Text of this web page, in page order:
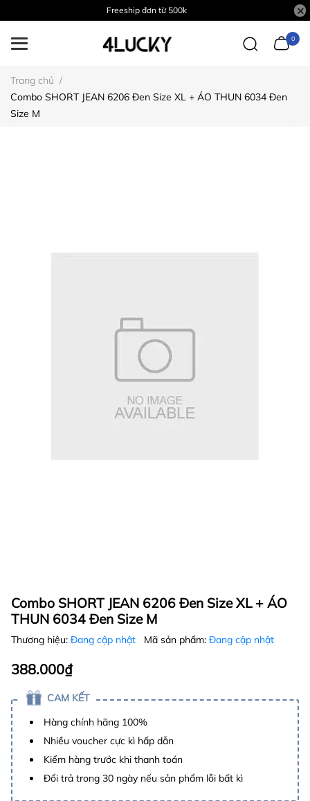
Freeship đơn từ 500k
0
Trang chủ /
Combo SHORT JEAN 6206 Đen Size XL + ÁO THUN 6034 Đen
Size M
Combo SHORT JEAN 6206 Đen Size XL + ÁO
THUN 6034 Đen Size M
Thương hiệu: Đang cập nhật Mã sản phẩm: Đang cập nhật
388.000₫
CAM KẾT
Hàng chính hãng 100%
Nhiều voucher cực kì hấp dẫn
Kiểm hàng trước khi thanh toán
Đổi trả trong 30 ngày nếu sản phẩm lỗi bất kì